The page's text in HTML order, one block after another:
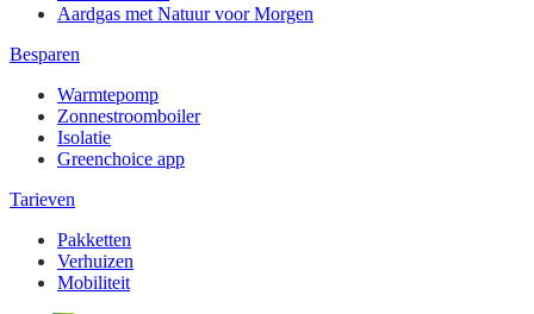
Aardgas met Natuur voor Morgen
Besparen
Warmtepomp
Zonnestroomboiler
Isolatie
Greenchoice app
Tarieven
Pakketten
Verhuizen
Mobiliteit